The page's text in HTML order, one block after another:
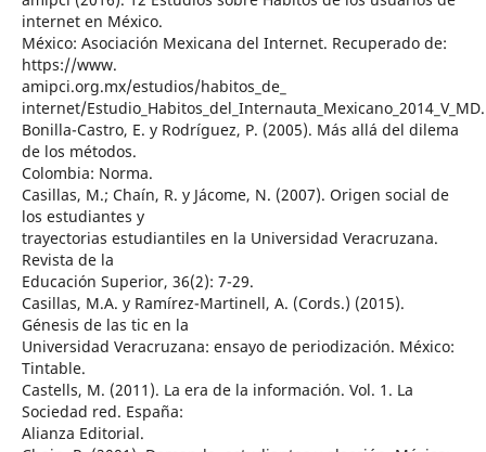
internet en México.
México: Asociación Mexicana del Internet. Recuperado de:
https://www.
amipci.org.mx/estudios/habitos_de_
internet/
Bonilla-Castro, E. y Rodríguez, P. (2005). Más allá del dilema
de los métodos.
Colombia: Norma.
Casillas, M.; Chaín, R. y Jácome, N. (2007). Origen social de
los estudiantes y
trayectorias estudiantiles en la Universidad Veracruzana.
Revista de la
Educación Superior, 36(2): 7-29.
Casillas, M.A. y Ramírez-Martinell, A. (Cords.) (2015).
Génesis de las tic en la
Universidad Veracruzana: ensayo de periodización. México:
Tintable.
Castells, M. (2011). La era de la información. Vol. 1. La
Sociedad red. España:
Alianza Editorial.